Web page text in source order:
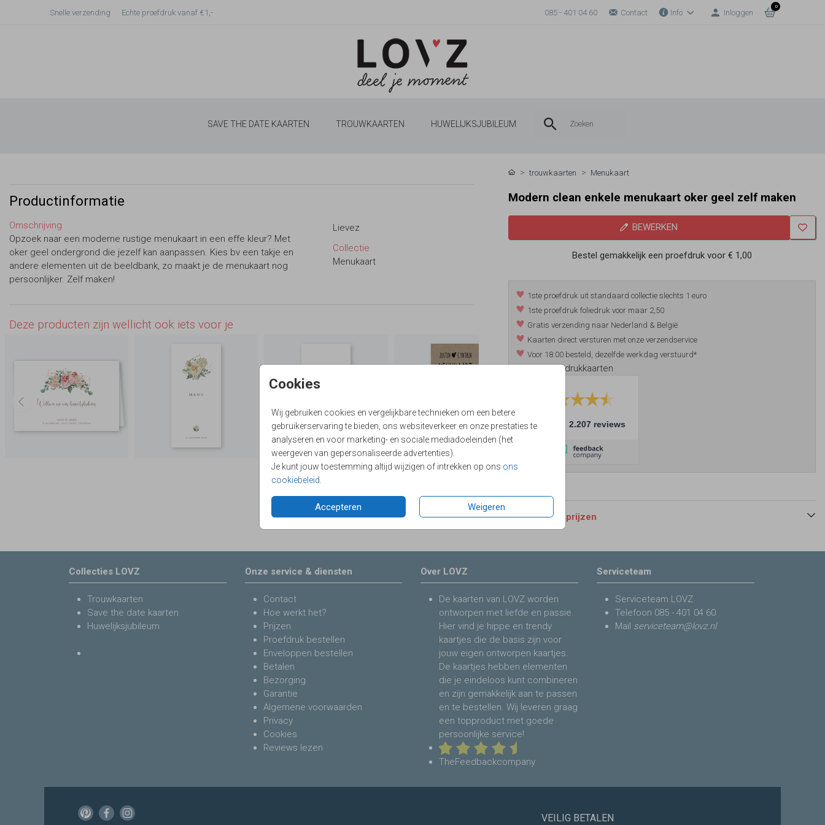
Snelle verzending Echte proefdruk vanaf €1,- 085 - 401 04 60 Contact Info Inloggen
0
SAVE THE DATE KAARTEN TROUWKAARTEN HUWELIJKSJUBILEUM
Cookies
Wij gebruiken cookies en vergelijkbare technieken om een betere
gebruikerservaring te bieden, ons websiteverkeer en onze prestaties te
analyseren en voor marketing- en sociale mediadoeleinden (het
weergeven van gepersonaliseerde advertenties).
Je kunt jouw toestemming altijd wijzigen of intrekken op ons ons
cookiebeleid
Accepteren Weigeren
Productinformatie
Omschrijving
Opzoek naar een moderne rustige menukaart in een effe kleur? Met
oker geel ondergrond die jezelf kan aanpassen. Kies bv een takje en
andere elementen uit de beeldbank, zo maakt je de menukaart nog
persoonlijker. Zelf maken!
Lievez
Collectie
Menukaart
Deze producten zijn wellicht ook iets voor je
trouwkaarten Menukaart
Modern clean enkele menukaart oker geel zelf maken
BEWERKEN
Bestel gemakkelijk een proefdruk voor€ 1,00
1ste proefdruk uit standaard collectie slechts 1 euro
1ste proefdruk foliedruk voor maar 2,50
Gratis verzending naar Nederland & België
Kaarten direct versturen met onze verzendservice
Voor 18:00 besteld, dezelfde werkdag verstuurd*
*m.u.v. foliedrukkaarten
9.4 2.207 reviews
Formaten en prijzen
Collecties LOVZ
Trouwkaarten
Save the date kaarten
Huwelijksjubileum
Onze service & diensten
Contact
Hoe werkt het?
Prijzen
Proefdruk bestellen
Enveloppen bestellen
Betalen
Bezorging
Garantie
Algemene voorwaarden
Privacy
Cookies
Reviews lezen
Over LOVZ
De kaarten van LOVZ worden
ontworpen met liefde en passie.
Hier vind je hippe en trendy
kaartjes die de basis zijn voor
jouw eigen ontworpen kaartjes.
De kaartjes hebben elementen
die je eindeloos kunt combineren
en zijn gemakkelijk aan te passen
en te bestellen. Wij leveren graag
een topproduct met goede
persoonlijke service!
TheFeedbackcompany
Serviceteam
Serviceteam LOVZ
Telefoon 085 - 401 04 60
Mail serviceteam@lovz.nl
VEILIG BETALEN